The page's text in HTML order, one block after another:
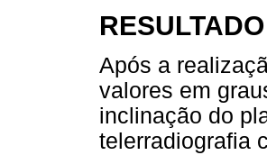
RESULTADO
Após a
valores em
inclinação do
telerradiografia